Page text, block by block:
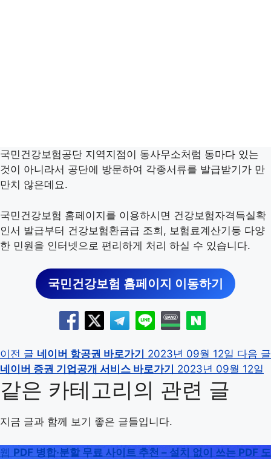
국민건강보험공단 지역지점이 동사무소처럼 동마다 있는
것이 아니라서 공단에 방문하여 각종서류를 발급받기가 만
만치 않은데요.
국민건강보험 홈페이지를 이용하시면 건강보험자격득실확
인서 발급부터 건강보험환금급 조회, 보험료계산기등 다양
한 민원을 인터넷으로 편리하게 처리 하실 수 있습니다.
국민건강보험 홈페이지 이동하기
이전 글 네이버 항공권 바로가기 2023년 09월 12일 다음 글
네이버 증권 기업공개 서비스 바로가기
2023년 09월 12일
같은 카테고리의 관련 글
지금 글과 함께 보기 좋은 글들입니다.
웹 PDF 병합·분할 무료 사이트 추천 – 설치 없이 쓰는 PDF 도